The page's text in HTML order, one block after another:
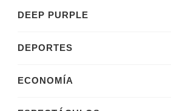
DEEP PURPLE
DEPORTES
ECONOMÍA